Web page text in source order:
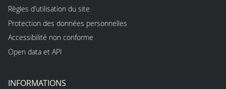
Règles d’utilisation du site
Protection des données personnelles
Accessibilité non conforme
Open data et API
INFORMATIONS